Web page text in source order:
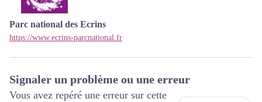
Parc national des Ecrins
https://www.ecrins-parcnational.fr
Signaler un problème ou une erreur
Vous avez repéré une erreur sur cette